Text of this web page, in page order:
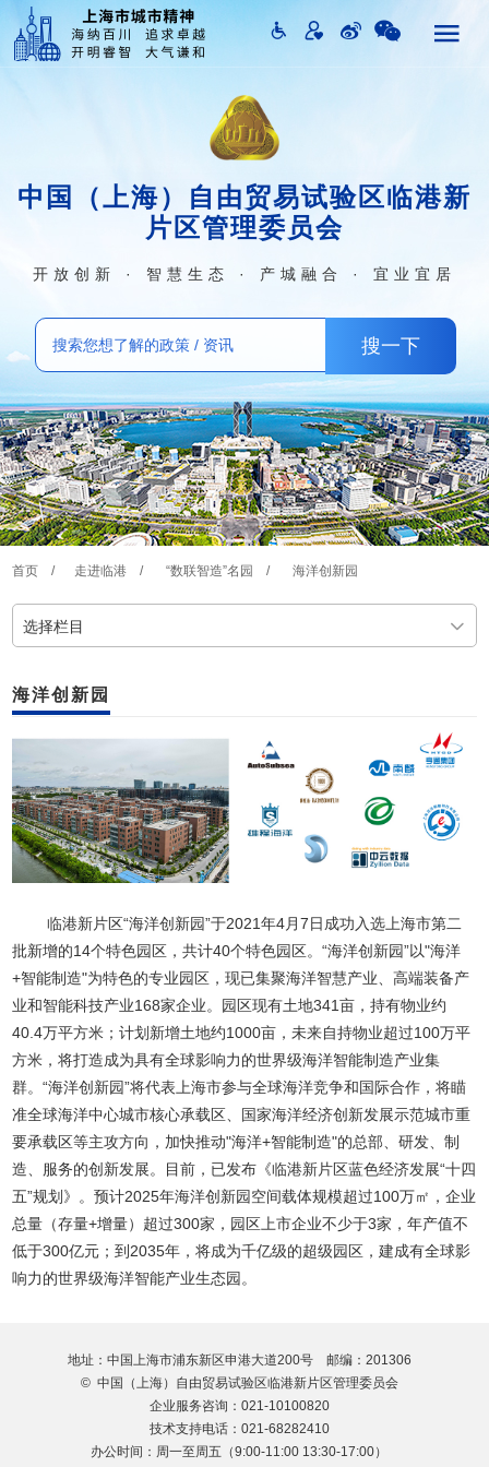
中国（上海）自由贸易试验区临港新
片区管理委员会
开放创新 · 智慧生态 · 产城融合 · 宜业宜居
首页 / 走进临港 / “数联智造”名园 / 海洋创新园
选择栏目
海洋创新园
临港新片区“海洋创新园”于2021年4月7日成功入选上海市第二
批新增的14个特色园区，共计40个特色园区。“海洋创新园”以"海洋
+智能制造"为特色的专业园区，现已集聚海洋智慧产业、高端装备产
业和智能科技产业168家企业。园区现有土地341亩，持有物业约
40.4万平方米；计划新增土地约1000亩，未来自持物业超过100万平
方米，将打造成为具有全球影响力的世界级海洋智能制造产业集
群。“海洋创新园”将代表上海市参与全球海洋竞争和国际合作，将瞄
准全球海洋中心城市核心承载区、国家海洋经济创新发展示范城市重
要承载区等主攻方向，加快推动"海洋+智能制造"的总部、研发、制
造、服务的创新发展。目前，已发布《临港新片区蓝色经济发展“十四
五”规划》。预计2025年海洋创新园空间载体规模超过100万㎡，企业
总量（存量+增量）超过300家，园区上市企业不少于3家，年产值不
低于300亿元；到2035年，将成为千亿级的超级园区，建成有全球影
响力的世界级海洋智能产业生态园。
地址：中国上海市浦东新区申港大道200号 邮编：201306
© 中国（上海）自由贸易试验区临港新片区管理委员会
企业服务咨询：021-10100820
技术支持电话：021-68282410
办公时间：周一至周五（9:00-11:00 13:30-17:00）